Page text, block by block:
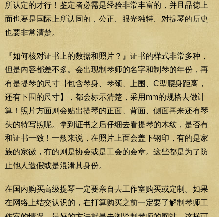
所认定的才行！鉴定者必需是经验非常丰富的，并且品德上
面也要是国际上所认同的，公正、眼光独特、对提琴的历史
也要非常清楚。
『如何核对证书上的数据和照片？』证书的样式非常多种，
但是内容都差不多。会出现制琴师的名字和制琴的年份，再
有是提琴的尺寸【包含琴身、琴颈、上围、C型腰身距离，
还有下围的尺寸】，都会标示清楚，采用mm的规格去做计
算！照片方面则会贴出提琴的正面、背面、侧面再来还有琴
头的特写照呢。拿到证书之后仔细去看提琴的木纹，是否有
和证书一致！一般来说，在照片上面会盖下钢印，有的是家
族的家徽，有的则是协会或是工会的会章。这些都是为了防
止他人造假或是混淆其身份。
在国内购买高级提琴一定要亲自去工作室购买或定制。如果
在网络上结交认识的，在打算购买之前一定要了解制琴师工